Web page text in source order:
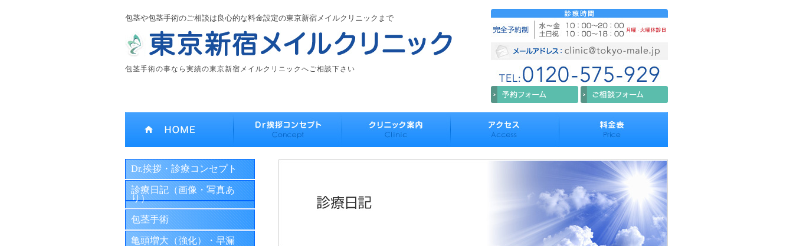
包茎や包茎手術のご相談は良心的な料金設定の東京新宿メイルクリニックまで
包茎手術の事なら実績の東京新宿メイルクリニックへご相談下さい
Dr.挨拶・診療コンセプト
診療日記（画像・写真あ
り）
包茎手術
亀頭増大（強化）・早漏